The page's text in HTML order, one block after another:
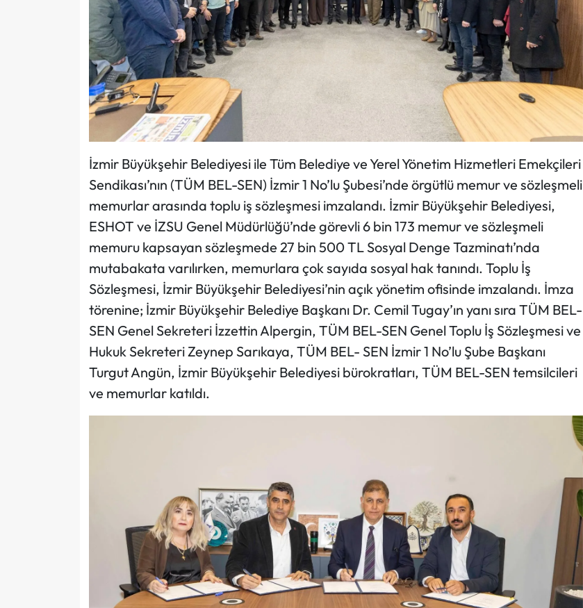
İzmir Büyükşehir Belediyesi ile Tüm Belediye ve Yerel Yönetim Hizmetleri Emekçileri
Sendikası’nın (TÜM BEL-SEN) İzmir 1 No’lu Şubesi’nde örgütlü memur ve sözleşmeli
memurlar arasında toplu iş sözleşmesi imzalandı. İzmir Büyükşehir Belediyesi,
ESHOT ve İZSU Genel Müdürlüğü’nde görevli 6 bin 173 memur ve sözleşmeli
memuru kapsayan sözleşmede 27 bin 500 TL Sosyal Denge Tazminatı’nda
mutabakata varılırken, memurlara çok sayıda sosyal hak tanındı. Toplu İş
Sözleşmesi, İzmir Büyükşehir Belediyesi’nin açık yönetim ofisinde imzalandı. İmza
törenine; İzmir Büyükşehir Belediye Başkanı Dr. Cemil Tugay’ın yanı sıra TÜM BEL-
SEN Genel Sekreteri İzzettin Alpergin, TÜM BEL-SEN Genel Toplu İş Sözleşmesi ve
Hukuk Sekreteri Zeynep Sarıkaya, TÜM BEL- SEN İzmir 1 No’lu Şube Başkanı
Turgut Angün, İzmir Büyükşehir Belediyesi bürokratları, TÜM BEL-SEN temsilcileri
ve memurlar katıldı.